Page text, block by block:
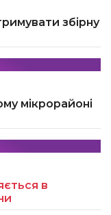
збірну
мікрорайоні
в